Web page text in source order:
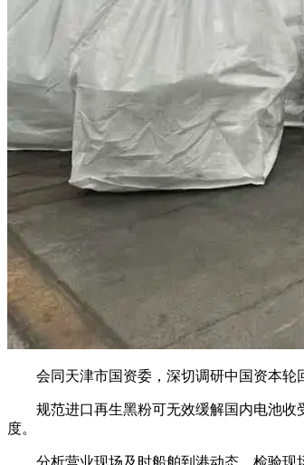
会同天津市国资委，深切调研中国资本轮回
规范进口再生黑粉可无效缓解国内电池收受
度。